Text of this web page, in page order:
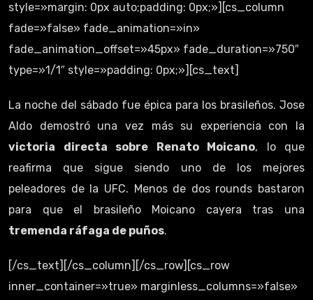
style=»margin: 0px auto;padding: 0px;»][cs_column
fade=»false» fade_animation=»in»
fade_animation_offset=»45px» fade_duration=»750″
type=»1/1″ style=»padding: 0px;»][cs_text]
La noche del sábado fue épica para los brasileños. Jose
Aldo demostró una vez más su experiencia con la
victoria directa sobre Renato Moicano, lo que
reafirma que sigue siendo uno de los mejores
peleadores de la UFC. Menos de dos rounds bastaron
para que el brasileño Moicano cayera tras una
tremenda ráfaga de puños.
[/cs_text][/cs_column][/cs_row][cs_row
inner_container=»true» marginless_columns=»false»